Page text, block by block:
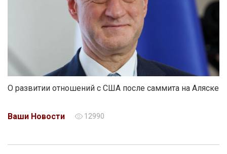
О развитии отношений с США после саммита на Аляске
Ваши Новости 12990